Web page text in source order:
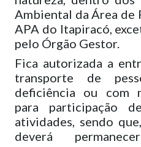
Ambiental da Área de
APA do Itapiracó,
pelo Órgão Gestor.
Fica autorizada a
transporte de
deficiência ou com
para participação
atividades, sendo
deverá